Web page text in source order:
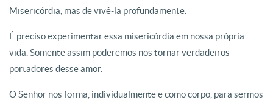
Misericórdia, mas de vivê-la profundamente.
É preciso experimentar essa misericórdia em nossa própria
vida. Somente assim poderemos nos tornar verdadeiros
portadores desse amor.
O Senhor nos forma, individualmente e como corpo, para sermos